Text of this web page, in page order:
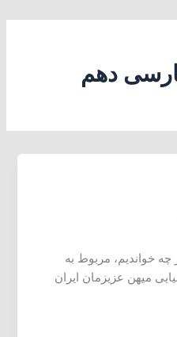
دهم
چه خواندیم، مربوط به
میهن عزیزمان ایران